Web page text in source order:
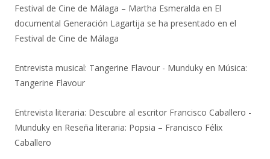
Festival de Cine de Málaga – Martha Esmeralda en El
documental Generación Lagartija se ha presentado en el
Festival de Cine de Málaga
Entrevista musical: Tangerine Flavour - Munduky en Música:
Tangerine Flavour
Entrevista literaria: Descubre al escritor Francisco Caballero -
Munduky en Reseña literaria: Popsia – Francisco Félix
Caballero